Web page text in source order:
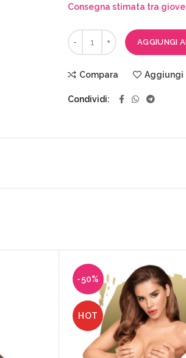
Consegna stimata tra
AGGIUNGI
Compara Aggiungi
Condividi
-50%
HOT